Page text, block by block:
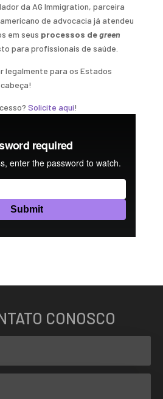
da AG Immigration, parceira
de advocacia já atendeu
em seus processos degreen
para profissionais de saúde.
legalmente para os Estados
Solicite aqui!
CONOSCO